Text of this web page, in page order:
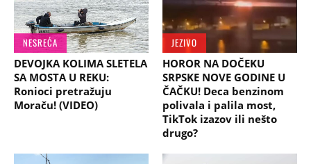
NESREĆA
DEVOJKA KOLIMA SLETELA
SA MOSTA U REKU:
Ronioci pretražuju
Moraču! (VIDEO)
JEZIVO
HOROR NA DOČEKU
SRPSKE NOVE GODINE U
ČAČKU! Deca benzinom
polivala i palila most,
TikTok izazov ili nešto
drugo?